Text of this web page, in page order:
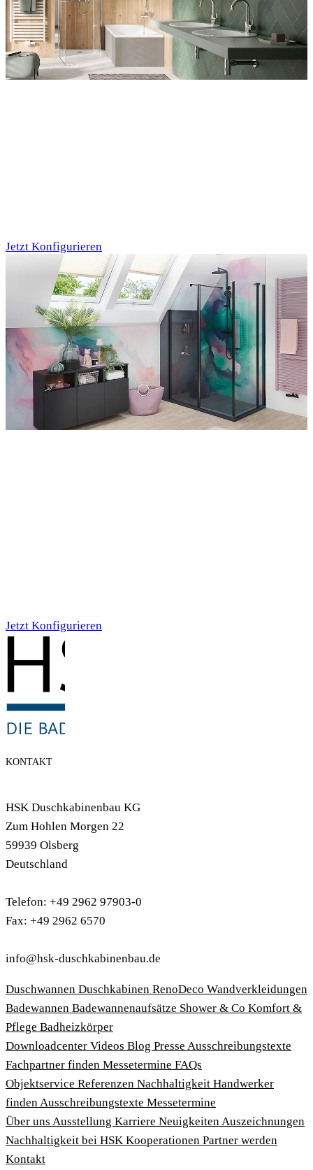
Jetzt Konfigurieren
Jetzt Konfigurieren
KONTAKT
HSK Duschkabinenbau KG
Zum Hohlen Morgen 22
59939 Olsberg
Deutschland
Telefon: +49 2962 97903-0
Fax: +49 2962 6570
info@hsk-duschkabinenbau.de
Duschwannen Duschkabinen RenoDeco Wandverkleidungen
Badewannen Badewannenaufsätze Shower & Co Komfort &
Pflege Badheizkörper
Download­center Videos Blog Presse Ausschreibungstexte
Fachpartner finden Messetermine FAQs
Objektservice Referenzen Nachhaltigkeit Handwerker
findenAusschreibungstexte Messetermine
Über uns Ausstellung Karriere NeuigkeitenAuszeichnungen
Nachhaltigkeit bei HSK Kooperationen Partner werden
Kontakt